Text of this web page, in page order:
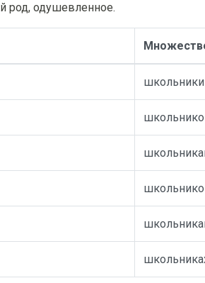
род, одушевленное.
школьники